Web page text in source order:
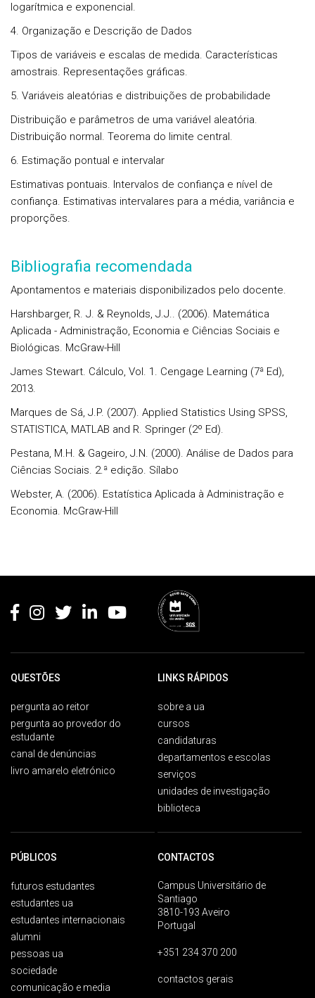
logarítmica e exponencial.
4. Organização e Descrição de Dados
Tipos de variáveis e escalas de medida. Características
amostrais. Representações gráficas.
5. Variáveis aleatórias e distribuições de probabilidade
Distribuição e parâmetros de uma variável aleatória.
Distribuição normal. Teorema do limite central.
6. Estimação pontual e intervalar
Estimativas pontuais. Intervalos de confiança e nível de
confiança. Estimativas intervalares para a média, variância e
proporções.
Bibliografia recomendada
Apontamentos e materiais disponibilizados pelo docente.
Harshbarger, R. J. & Reynolds, J.J.. (2006). Matemática
Aplicada - Administração, Economia e Ciências Sociais e
Biológicas. McGraw-Hill
James Stewart. Cálculo, Vol. 1. Cengage Learning (7ª Ed),
2013.
Marques de Sá, J.P. (2007). Applied Statistics Using SPSS,
STATISTICA, MATLAB and R. Springer (2º Ed).
Pestana, M.H. & Gageiro, J.N. (2000). Análise de Dados para
Ciências Sociais. 2.ª edição. Sílabo
Webster, A. (2006). Estatística Aplicada à Administração e
Economia. McGraw-Hill
QUESTÕES
pergunta ao reitor
pergunta ao provedor do
estudante
canal de denúncias
livro amarelo eletrónico
LINKS RÁPIDOS
sobre a ua
cursos
candidaturas
departamentos e escolas
serviços
unidades de investigação
biblioteca
PÚBLICOS
futuros estudantes
estudantes ua
estudantes internacionais
alumni
pessoas ua
sociedade
comunicação e media
CONTACTOS
Campus Universitário de
Santiago
3810-193 Aveiro
Portugal
+351 234 370 200
contactos gerais